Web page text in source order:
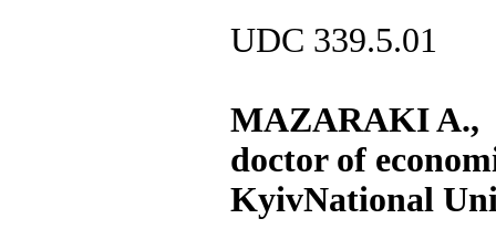
UDC 339.5.01
MAZARAKI A.,
doctor of
KyivNational